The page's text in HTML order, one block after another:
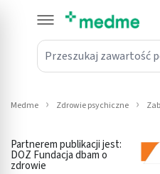
Przeszukaj zawartość portalu
submenu: Leki na receptę
submenu: Mama i dziecko
Medme Zdrowie psychiczne
Partnerem publikacji jest:
DOZ Fundacja dbam o
zdrowie